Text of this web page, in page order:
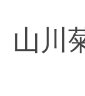
山川